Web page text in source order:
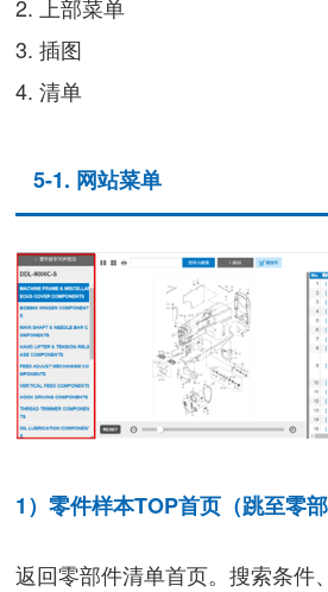
2. 上部菜单
3. 插图
4. 清单
5-1. 网站菜单
1）零件样本TOP首页（跳至零部
返回零部件清单首页。搜索条件